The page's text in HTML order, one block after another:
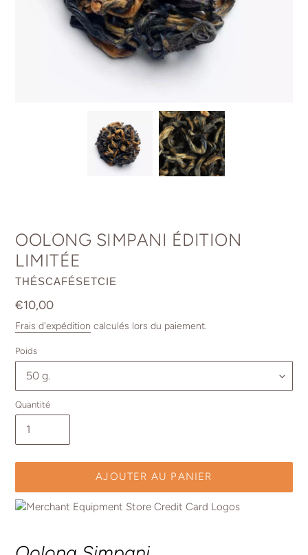
OOLONG SIMPANI ÉDITION
LIMITÉE
DISTRIBUTEUR
THÉSCAFÉSETCIE
Prix
normal
€10,00
Frais d'expédition calculés lors du paiement.
Poids
Quantité
AJOUTER AU PANIER